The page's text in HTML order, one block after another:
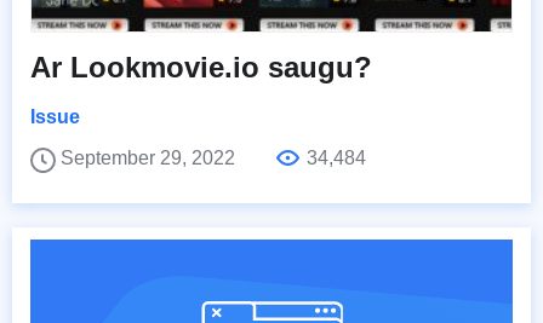
Ar Lookmovie.io saugu?
Issue
September 29, 2022
34,484